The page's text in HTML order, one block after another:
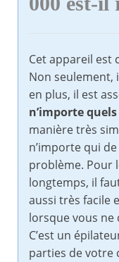
Cet appareil est
Non seulement,
en plus, il est
n’importe
manière très
n’importe qui
problème. Pour
longtemps, il
aussi très facile
lorsque vous ne
C’est un
parties de votre